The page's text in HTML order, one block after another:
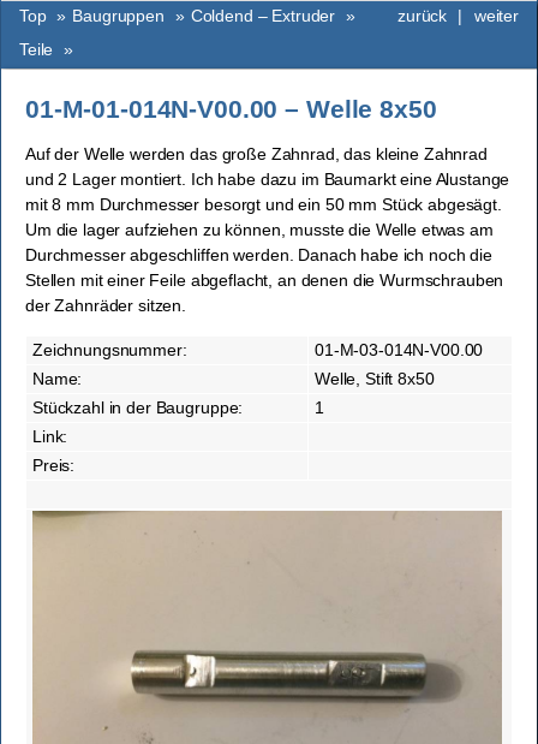
weiter
zurück |
Top » Baugruppen » Coldend – Extruder »
Teile »
01-M-01-014N-V00.00 – Welle 8x50
Auf der Welle werden das große Zahnrad, das kleine Zahnrad
und 2 Lager montiert. Ich habe dazu im Baumarkt eine Alustange
mit 8 mm Durchmesser besorgt und ein 50 mm Stück abgesägt.
Um die lager aufziehen zu können, musste die Welle etwas am
Durchmesser abgeschliffen werden. Danach habe ich noch die
Stellen mit einer Feile abgeflacht, an denen die Wurmschrauben
der Zahnräder sitzen.
Zeichnungsnummer:
01-M-03-014N-V00.00
Name:
Welle, Stift 8x50
Stückzahl in der Baugruppe:
1
Link:
Preis: